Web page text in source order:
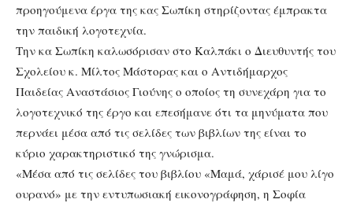
προηγούμενα έργα της κας Σωπίκη στηρίζοντας έμπρακτα
την παιδική λογοτεχνία.
Την κα Σωπίκη καλωσόρισαν στο Καλπάκι ο Διευθυντής του
Σχολείου κ. Μίλτος Μάστορας και ο Αντιδήμαρχος
Παιδείας Αναστάσιος Γιούνης ο οποίος τη συνεχάρη για το
λογοτεχνικό της έργο και επεσήμανε ότι τα μηνύματα που
περνάει μέσα από τις σελίδες των βιβλίων της είναι το
κύριο χαρακτηριστικό της γνώρισμα.
«Μέσα από τις σελίδες του βιβλίου «Μαμά, χάρισέ μου λίγο
ουρανό» με την εντυπωσιακή εικονογράφηση, η Σοφία